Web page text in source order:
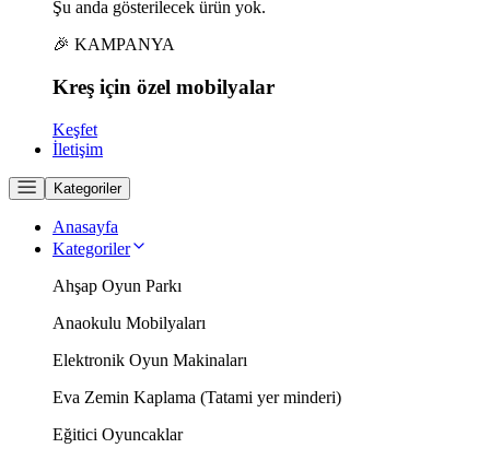
Şu anda gösterilecek ürün yok.
🎉 KAMPANYA
Kreş için özel mobilyalar
Keşfet
İletişim
Kategoriler
Anasayfa
Kategoriler
Ahşap Oyun Parkı
Anaokulu Mobilyaları
Elektronik Oyun Makinaları
Eva Zemin Kaplama (Tatami yer minderi)
Eğitici Oyuncaklar